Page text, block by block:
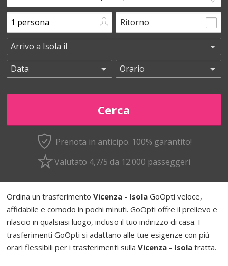
Ritorno
Prenota in anticipo. 100% garantito!
Valutato 4,7/5 da 12.000 passeggeri
Ordina un trasferimentoVicenza - Isola GoOpti veloce,
affidabile e comodo in pochi minuti. GoOpti offre il prelievo e
rilascio in qualsiasi luogo, incluso il tuo indirizzo di casa. I
trasferimenti GoOpti si adattano alle tue esigenze con più
orari flessibili per i trasferimenti sullaVicenza - Isola tratta.